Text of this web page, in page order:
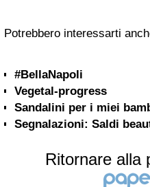
Potrebbero interessarti
#BellaNapoli
Vegetal-progress
Sandalini per i miei
Segnalazioni: Saldi
Ritornare alla